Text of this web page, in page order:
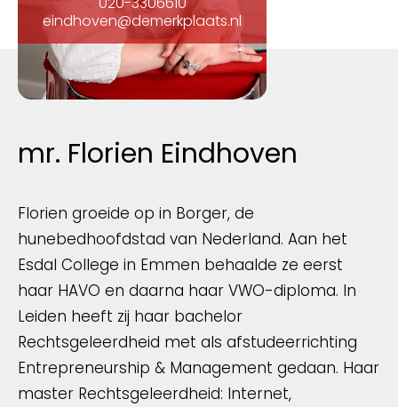
eindhoven@demerkplaats.nl
mr. Florien Eindhoven
Florien groeide op in Borger, de
hunebedhoofdstad van Nederland. Aan het
Esdal College in Emmen behaalde ze eerst
haar HAVO en daarna haar VWO-diploma. In
Leiden heeft zij haar bachelor
Rechtsgeleerdheid met als afstudeerrichting
Entrepreneurship & Management gedaan. Haar
master Rechtsgeleerdheid: Internet,